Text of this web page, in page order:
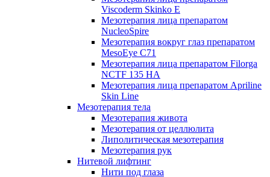
Viscoderm Skinko E
Мезотерапия лица препаратом
NucleoSpire
Мезотерапия вокруг глаз препаратом
MesoEye С71
Мезотерапия лица препаратом Filorga
NCTF 135 HA
Мезотерапия лица препаратом Apriline
Skin Line
Мезотерапия тела
Мезотерапия живота
Мезотерапия от целлюлита
Липолитическая мезотерапия
Мезотерапия рук
Нитевой лифтинг
Нити под глаза